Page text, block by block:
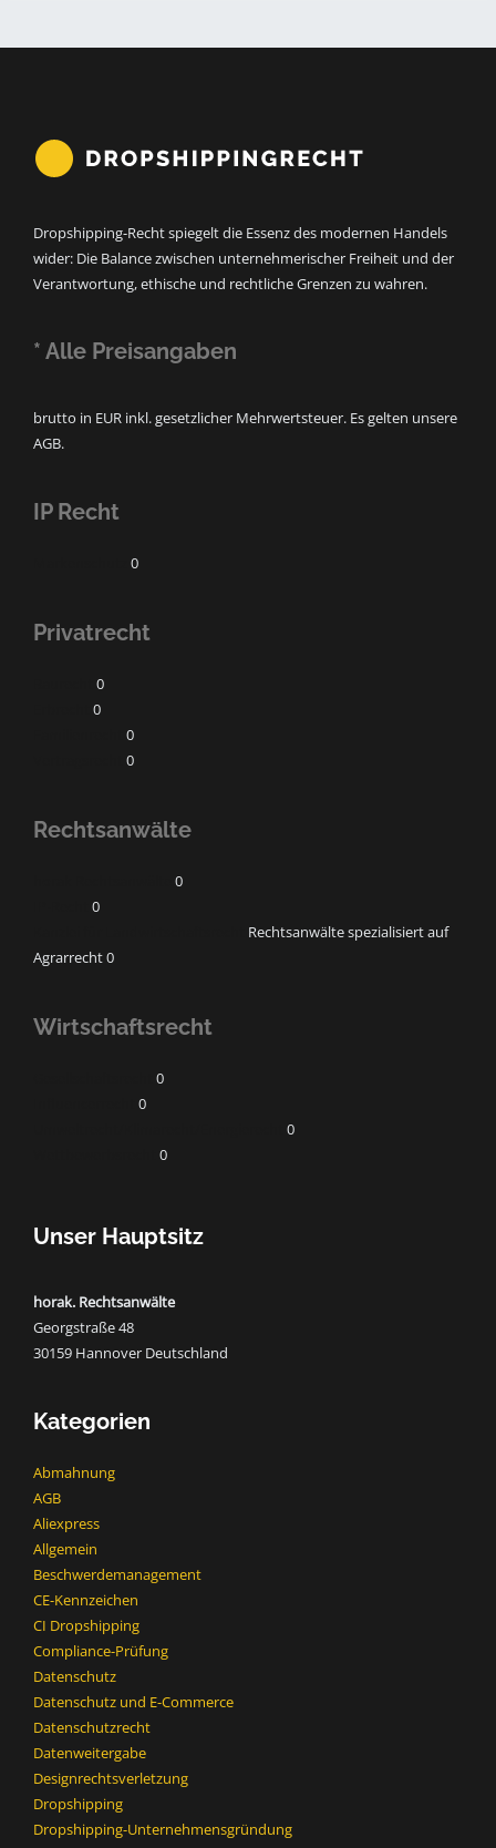
Dropshipping-Recht spiegelt die Essenz des modernen Handels
wider: Die Balance zwischen unternehmerischer Freiheit und der
Verantwortung, ethische und rechtliche Grenzen zu wahren.
* Alle Preisangaben
brutto in EUR inkl. gesetzlicher Mehrwertsteuer. Es gelten unsere
AGB.
IP Recht
0
Privatrecht
0
0
0
0
Rechtsanwälte
0
0
Rechtsanwälte spezialisiert auf
Agrarrecht 0
Wirtschaftsrecht
0
0
0
0
Unser Hauptsitz
horak. Rechtsanwälte
Georgstraße 48
30159 Hannover Deutschland
Kategorien
Abmahnung
AGB
Aliexpress
Allgemein
Beschwerdemanagement
CE-Kennzeichen
CI Dropshipping
Compliance-Prüfung
Datenschutz
Datenschutz und E-Commerce
Datenschutzrecht
Datenweitergabe
Designrechtsverletzung
Dropshipping
Dropshipping-Unternehmensgründung